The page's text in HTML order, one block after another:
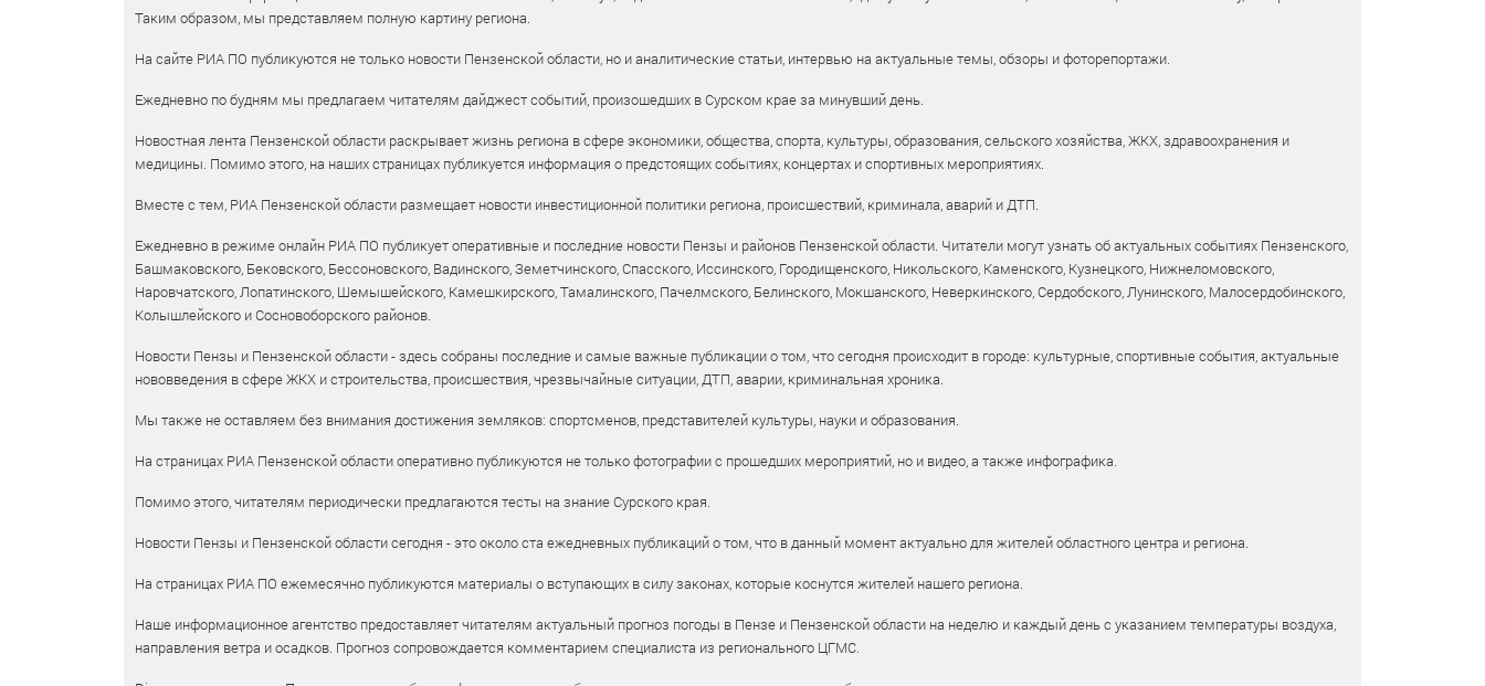
Таким образом, мы представляем полную картину региона.
На сайте РИА ПО публикуются не только новости Пензенской области, но и аналитические статьи, интервью на актуальные темы, обзоры и фоторепортажи.
Ежедневно по будням мы предлагаем читателям дайджест событий, произошедших в Сурском крае за минувший день.
Новостная лента Пензенской области раскрывает жизнь региона в сфере экономики, общества, спорта, культуры, образования, сельского хозяйства, ЖКХ, здравоохранения и
медицины. Помимо этого, на наших страницах публикуется информация о предстоящих событиях, концертах и спортивных мероприятиях.
Вместе с тем, РИА Пензенской области размещает новости инвестиционной политики региона, происшествий, криминала, аварий и ДТП.
Ежедневно в режиме онлайн РИА ПО публикует оперативные и последние новости Пензы и районов Пензенской области. Читатели могут узнать об актуальных событиях Пензенского,
Башмаковского, Бековского, Бессоновского, Вадинского, Земетчинского, Спасского, Иссинского, Городищенского, Никольского, Каменского, Кузнецкого, Нижнеломовского,
Наровчатского, Лопатинского, Шемышейского, Камешкирского, Тамалинского, Пачелмского, Белинского, Мокшанского, Неверкинского, Сердобского, Лунинского, Малосердобинского,
Колышлейского и Сосновоборского районов.
Новости Пензы и Пензенской области - здесь собраны последние и самые важные публикации о том, что сегодня происходит в городе: культурные, спортивные события, актуальные
нововведения в сфере ЖКХ и строительства, происшествия, чрезвычайные ситуации, ДТП, аварии, криминальная хроника.
Мы также не оставляем без внимания достижения земляков: спортсменов, представителей культуры, науки и образования.
На страницах РИА Пензенской области оперативно публикуются не только фотографии с прошедших мероприятий, но и видео, а также инфографика.
Помимо этого, читателям периодически предлагаются тесты на знание Сурского края.
Новости Пензы и Пензенской области сегодня - это около ста ежедневных публикаций о том, что в данный момент актуально для жителей областного центра и региона.
На страницах РИА ПО ежемесячно публикуются материалы о вступающих в силу законах, которые коснутся жителей нашего региона.
Наше информационное агентство предоставляет читателям актуальный прогноз погоды в Пензе и Пензенской области на неделю и каждый день с указанием температуры воздуха,
направления ветра и осадков. Прогноз сопровождается комментарием специалиста из регионального ЦГМС.